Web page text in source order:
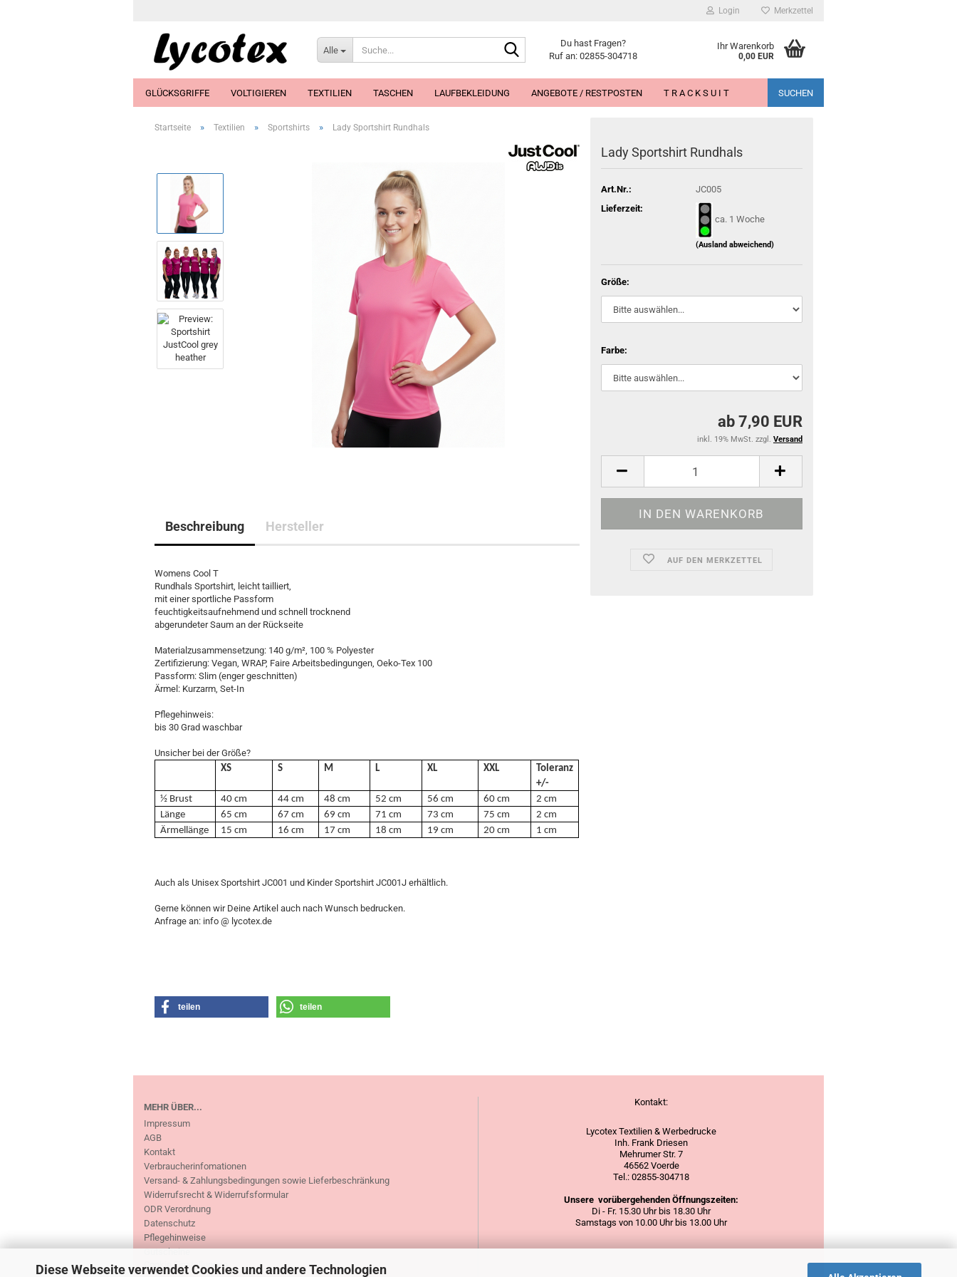
Diese Webseite verwendet Cookies und andere Technologien
Login Merkzettel
Alle
Du hast Fragen?
Ruf an: 02855-304718
Ihr Warenkorb
0,00 EUR
GLÜCKSGRIFFE VOLTIGIEREN TEXTILIEN TASCHEN LAUFBEKLEIDUNG ANGEBOTE / RESTPOSTEN T R A C K S U I T SUCHEN
Startseite » Textilien » Sportshirts » Lady Sportshirt Rundhals
Lady Sportshirt Rundhals
Art.Nr.:
JC005
Lieferzeit:
ca. 1 Woche
(Ausland abweichend)
Größe:
Farbe:
ab 7,90 EUR
inkl. 19% MwSt. zzgl. Versand
AUF DEN MERKZETTEL
Beschreibung Hersteller
Womens Cool T
Rundhals Sportshirt, leicht tailliert,
mit einer sportliche Passform
feuchtigkeitsaufnehmend und schnell trocknend
abgerundeter Saum an der Rückseite
Materialzusammensetzung: 140 g/m², 100 % Polyester
Zertifizierung: Vegan, WRAP, Faire Arbeitsbedingungen, Oeko-Tex 100
Passform: Slim (enger geschnitten)
Ärmel: Kurzarm, Set-In
Pflegehinweis:
bis 30 Grad waschbar
Unsicher bei der Größe?
XS
S M L XL XXL
Toleranz
+/-
½ Brust
40 cm 44 cm 48 cm 52 cm 56 cm 60 cm
2 cm
Länge
65 cm 67 cm 69 cm 71 cm 73 cm 75 cm
2 cm
Ärmellänge
15 cm 16 cm 17 cm 18 cm 19 cm 20 cm 1 cm
Auch als Unisex Sportshirt JC001 und Kinder Sportshirt JC001J erhältlich.
Gerne können wir Deine Artikel auch nach Wunsch bedrucken.
Anfrage an: info @ lycotex.de
teilen teilen
MEHR ÜBER...
Impressum
AGB
Kontakt
Verbraucherinfomationen
Versand- & Zahlungsbedingungen sowie Lieferbeschränkung
Widerrufsrecht & Widerrufsformular
ODR Verordnung
Datenschutz
Pflegehinweise
Gutscheine
Cookie Einstellungen
Kontakt:
Lycotex Textilien & Werbedrucke
Inh. Frank Driesen
Mehrumer Str. 7
46562 Voerde
Tel.: 02855-304718
Unsere vorübergehenden Öffnungszeiten:
Di - Fr. 15.30 Uhr bis 18.30 Uhr
Samstags von 10.00 Uhr bis 13.00 Uhr